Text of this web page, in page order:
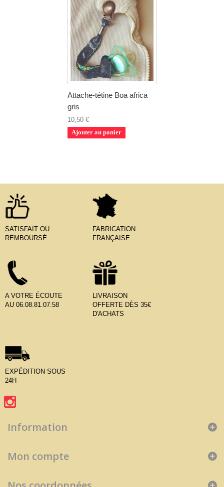
Attache-tétine Boa africa
gris
10,50 €
Ajouter au panier
SATISFAIT OU
REMBOURSÉ
FABRICATION
FRANÇAISE
A VOTRE ÉCOUTE
AU 06.08.81.07.58
LIVRAISON
OFFERTE DÈS 35€
D'ACHATS
EXPÉDITION SOUS
24H
Information
Mon compte